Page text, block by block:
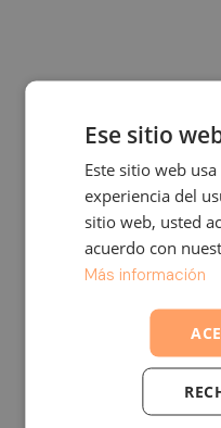
Ese sitio
Este sitio web
experiencia del
sitio web, usted
acuerdo con
Más información